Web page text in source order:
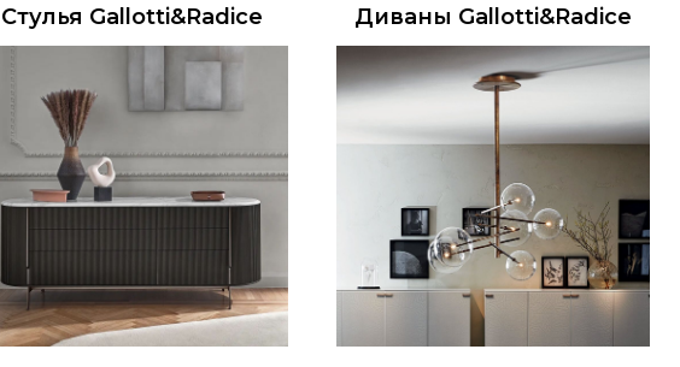
Стулья Gallotti&Radice Диваны Gallotti&Radice